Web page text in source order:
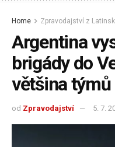
Home Zpravodajství z
Argentina
brigády do
většina
od Zpravodajství 5. 7.